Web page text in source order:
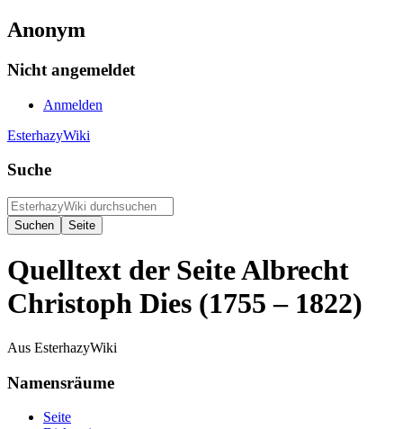
Anonym
Nicht angemeldet
Anmelden
EsterhazyWiki
Suche
Quelltext der Seite Albrecht
Christoph Dies (1755 – 1822)
Aus EsterhazyWiki
Namensräume
Seite